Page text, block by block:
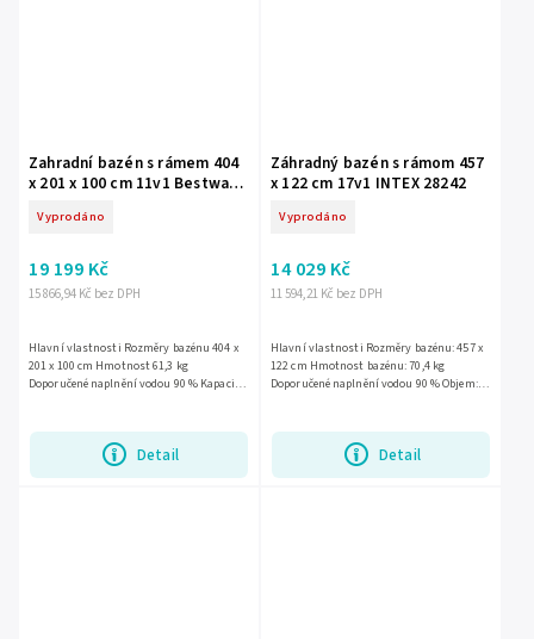
Zahradní bazén s rámem 404
x 201 x 100 cm 11v1 Bestway
Vyprodáno
15 866,94 Kč bez DPH
19 199 Kč
Detail
Hlavní vlastnosti Rozměry bazénu 404 x
201 x 100 cm Hmotnost 61,3 kg
Doporučené naplnění vodou 90 % Kapacita
Záhradný bazén s rámom 457
x 122 cm 17v1 INTEX 28242
Vyprodáno
11 594,21 Kč bez DPH
14 029 Kč
Detail
Hlavní vlastnosti Rozměry bazénu: 457 x
122 cm Hmotnost bazénu: 70,4 kg
Doporučené naplnění vodou 90 % Objem: